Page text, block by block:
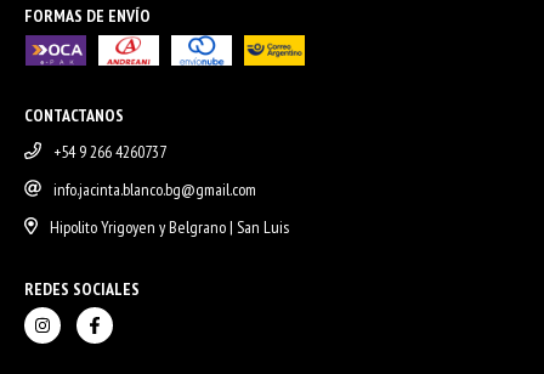
FORMAS DE ENVÍO
CONTACTANOS
+54 9 266 4260737
info.jacinta.blanco.bg@gmail.com
Hipolito Yrigoyen y Belgrano | San Luis
REDES SOCIALES